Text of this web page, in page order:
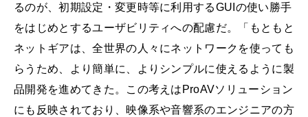
るのが、初期設定・変更時等に利用するGUIの使い勝手
をはじめとするユーザビリティへの配慮だ。「もともと
ネットギアは、全世界の人々にネットワークを使っても
らうため、より簡単に、よりシンプルに使えるように製
品開発を進めてきた。この考えはProAVソリューション
にも反映されており、映像系や音響系のエンジニアの方